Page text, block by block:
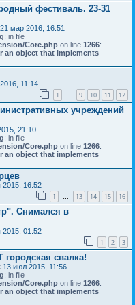
фестиваль. 23-31
21 мар 2016, 16:51
: in file
Core.php on line 1266:
an object that implements
11:14
1 … 9 10 11 12
учреждений
21:10
: in file
Core.php on line 1266:
an object that implements
2015, 16:52
1 … 13 14 15 16
Снимался в
2015, 01:52
1 2 3
свалка!
13 июл 2015, 11:56
: in file
Core.php on line 1266:
an object that implements